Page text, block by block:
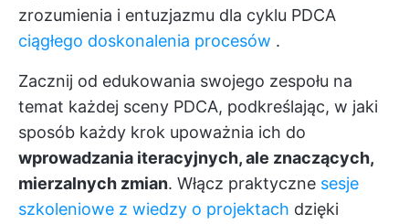
zrozumienia i entuzjazmu dla cyklu PDCA
ciągłego doskonalenia procesów .
Zacznij od edukowania swojego zespołu na
temat każdej sceny PDCA, podkreślając, w jaki
sposób każdy krok upoważnia ich do
wprowadzania iteracyjnych, ale znaczących,
mierzalnych zmian. Włącz praktyczne sesje
szkoleniowe z wiedzy o projektach dzięki